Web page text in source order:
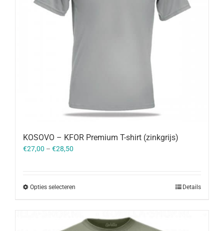
KOSOVO – KFOR Premium T-shirt (zinkgrijs)
€27,00 – €28,50
Opties selecteren Details